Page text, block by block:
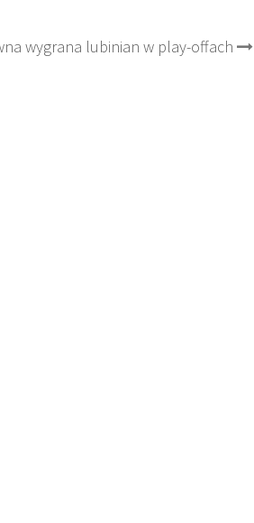
wygrana lubinian w play-offach